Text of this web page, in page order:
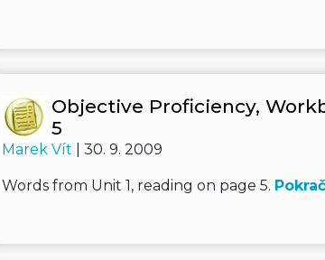
Objective Proficiency,
5
Marek Vít | 30. 9. 2009
Words from Unit 1, reading on page 5.